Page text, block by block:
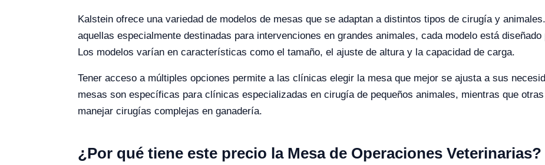
Kalstein ofrece una variedad de modelos de mesas que se adaptan a distintos tipos de cirugía y
aquellas especialmente destinadas para intervenciones en grandes animales, cada modelo está
Los modelos varían en características como el tamaño, el ajuste de altura y la capacidad de carga.
Tener acceso a múltiples opciones permite a las clínicas elegir la mesa que mejor se ajusta a sus
mesas son específicas para clínicas especializadas en cirugía de pequeños animales, mientras que
manejar cirugías complejas en ganadería.
¿Por qué tiene este precio la Mesa de Operaciones Veterinarias?